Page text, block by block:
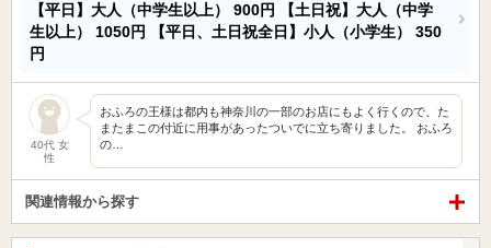
【平日】大人（中学生以上） 900円
【土日祝】大人（中学
生以上） 1050円 【平日、土日祝全日】小人（小学生） 350
円
40代 女
性
おふろの王様は都内も神奈川の一部のお店にもよく行くので、た
またまこの付近に用事があったついでに立ち寄りました。 おふろ
の…
関連情報から探す